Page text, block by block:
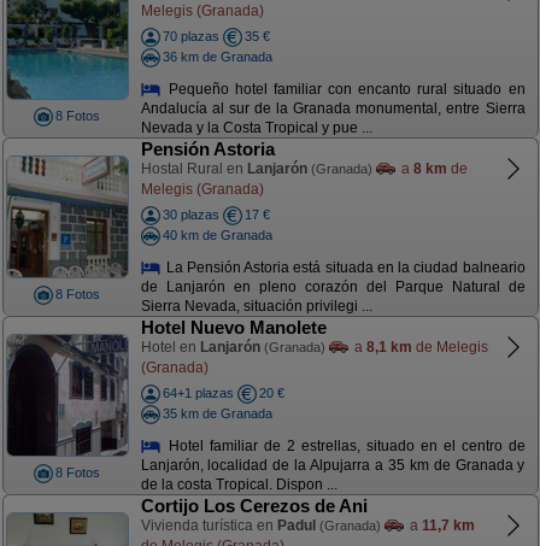
8 Fotos
Melegis (Granada)
70 plazas
35 €
36 km de Granada
Pequeño hotel familiar con encanto rural situado en
Andalucía al sur de la Granada monumental, entre Sierra
Nevada y la Costa Tropical y pue ...
8 Fotos
Pensión Astoria
Hostal Rural en Lanjarón (Granada) a 8 km de
Melegis (Granada)
30 plazas
17 €
40 km de Granada
La Pensión Astoria está situada en la ciudad balneario
de Lanjarón en pleno corazón del Parque Natural de
Sierra Nevada, situación privilegi ...
8 Fotos
Hotel Nuevo Manolete
Hotel en Lanjarón (Granada) a 8,1 km de Melegis
(Granada)
64+1 plazas
20 €
35 km de Granada
Hotel familiar de 2 estrellas, situado en el centro de
Lanjarón, localidad de la Alpujarra a 35 km de Granada y
de la costa Tropical. Dispon ...
Cortijo Los Cerezos de Ani
Vivienda turística en Padul (Granada) a 11,7 km